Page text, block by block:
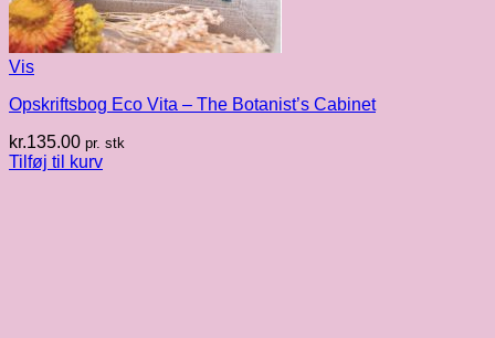
Vis
Opskriftsbog Eco Vita – The Botanist’s Cabinet
kr.135.00 pr. stk
Tilføj til kurv